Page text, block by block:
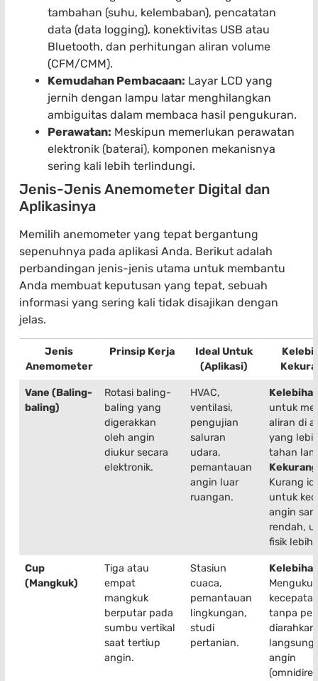
tambahan (suhu, kelembaban), pencatatan
data (data logging), konektivitas USB atau
Bluetooth, dan perhitungan aliran volume
(CFM/CMM).
Kemudahan Pembacaan: Layar LCD yang
jernih dengan lampu latar menghilangkan
ambiguitas dalam membaca hasil pengukuran.
Perawatan: Meskipun memerlukan perawatan
elektronik (baterai), komponen mekanisnya
sering kali lebih terlindungi.
Jenis-Jenis Anemometer Digital dan
Aplikasinya
Memilih anemometer yang tepat bergantung
sepenuhnya pada aplikasi Anda. Berikut adalah
perbandingan jenis-jenis utama untuk membantu
Anda membuat keputusan yang tepat, sebuah
informasi yang sering kali tidak disajikan dengan
jelas.
Jenis
Anemometer
Prinsip Kerja
Ideal Untuk
(Aplikasi)
Vane (Baling-
baling)
Rotasi baling-
baling yang
digerakkan
oleh angin
diukur secara
elektronik.
HVAC,
ventilasi,
pengujian
saluran
udara,
pemantauan
angin luar
ruangan.
untuk
aliran di
yang
tahan
Kurang
untuk
angin
rendah,
fisik lebih
Cup
(Mangkuk)
Tiga atau
empat
mangkuk
berputar pada
sumbu vertikal
saat tertiup
angin.
Stasiun
cuaca,
pemantauan
lingkungan,
studi
pertanian.
Mengukur
tanpa
diarahkan
langsung
angin